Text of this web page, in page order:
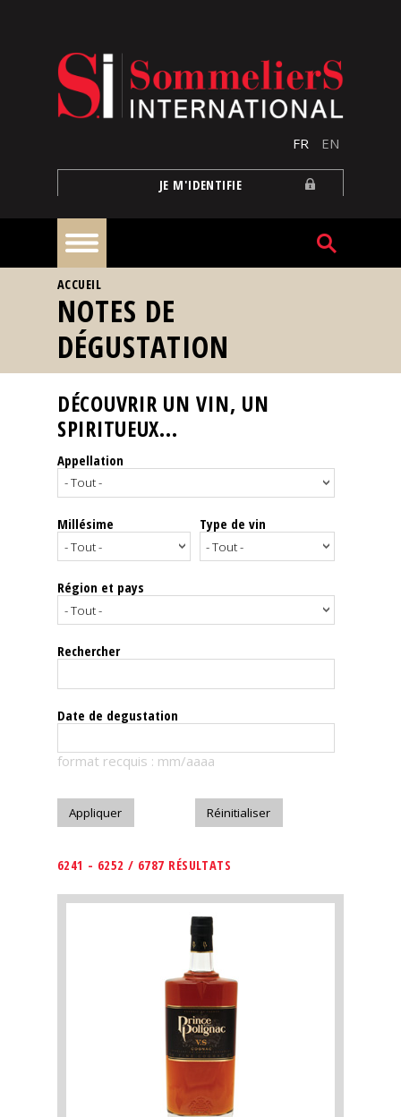
FR EN
JE M'IDENTIFIE
À
la
une
Reportages
Nos
Spiritueux
Notes
dégustation
Le
magazine
Télécharger
VOUS ÊTES ICI
ACCUEIL
NOTES DE
DÉGUSTATION
DÉCOUVRIR UN VIN, UN
SPIRITUEUX...
Appellation
Millésime Type de vin
Région et pays
Rechercher
Date de degustation
format recquis : mm/aaaa
6241 - 6252 / 6787 RÉSULTATS